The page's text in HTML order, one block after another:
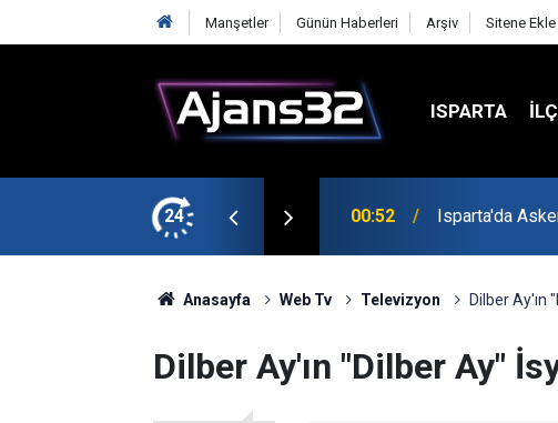
Manşetler Günün Haberleri Arşiv Sitene Ekle
ISPARTA
24 00:52 Isparta'da
Anasayfa Web Tv Televizyon Dilber Ay'ın
Dilber Ay'ın "Dilber Ay"